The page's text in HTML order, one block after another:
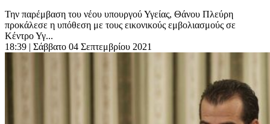
Την παρέμβαση του νέου υπουργού Υγείας, Θάνου Πλεύρη
προκάλεσε η υπόθεση με τους εικονικούς εμβολιασμούς σε
Κέντρο Υγ...
18:39 | Σάββατο 04 Σεπτεμβρίου 2021